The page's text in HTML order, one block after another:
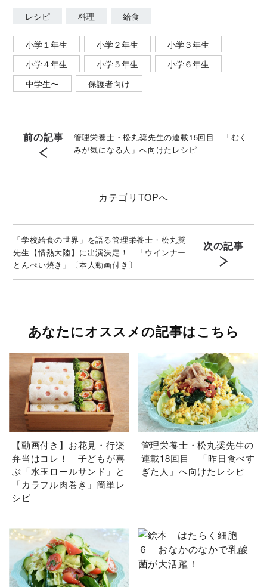
レシピ 料理 給食
小学１年生 小学２年生
小学３年生
小学４年生
小学５年生
小学６年生
中学生〜
保護者向け
前の記事
管理栄養士・松丸奨先生の連載15回目 「むく
みが気になる人」へ向けたレシピ
カテゴリ TOPへ
「学校給食の世界」を語る管理栄養士・松丸奨
先生【情熱大陸】に出演決定！ 「ウインナー
とんぺい焼き」〔本人動画付き〕
次の記事
あなたにオススメの記事はこちら
【動画付き】お花見・行楽
弁当はコレ！ 子どもが喜
ぶ「水玉ロールサンド」と
「カラフル肉巻き」簡単レ
シピ
管理栄養士・松丸奨先生の
連載18回目 「昨日食べす
ぎた人」へ向けたレシピ